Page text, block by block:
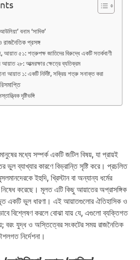
বনাম ‘সাদিক’
প্রসঙ্গ
আয়াত ৫১: শত্রুপক্ষ জাতিদের বিরুদ্ধে একটি সতর্কবাণী
২৮: আত্মরক্ষার ক্ষেত্রে ব্যতিক্রম
আয়াত ১: একটি নির্দিষ্ট, সক্রিয় শত্রু সনাক্ত করা
দৃষ্টিভঙ্গি
মধ্যে সম্পর্ক একটি জটিল বিষয়, যা প্রায়ই
ভুল ব্যাখ্যার কারণে বিভ্রান্তি সৃষ্টি করে। প্রচলিত
ইহুদি, খ্রিস্টান বা অন্যান্য ধর্মের
করেছে। মূলত এটি কিছু আয়াতের অপ্রাসঙ্গিক
একটি ভুল ধারণা। এই আয়াতগুলোর ঐতিহাসিক ও
বিশ্লেষণ করলে বোঝা যায় যে, এগুলো ব্যক্তিগত
বরং যুদ্ধ ও অস্তিত্বের সংকটের সময় রাজনৈতিক
নির্দেশনা।